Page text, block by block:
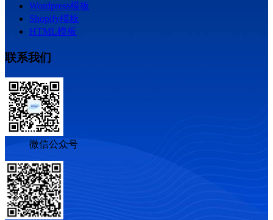
Wordpress模板
Shopify模板
HTML模板
联系我们
微信公众号